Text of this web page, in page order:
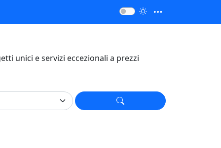
unici e servizi eccezionali a prezzi